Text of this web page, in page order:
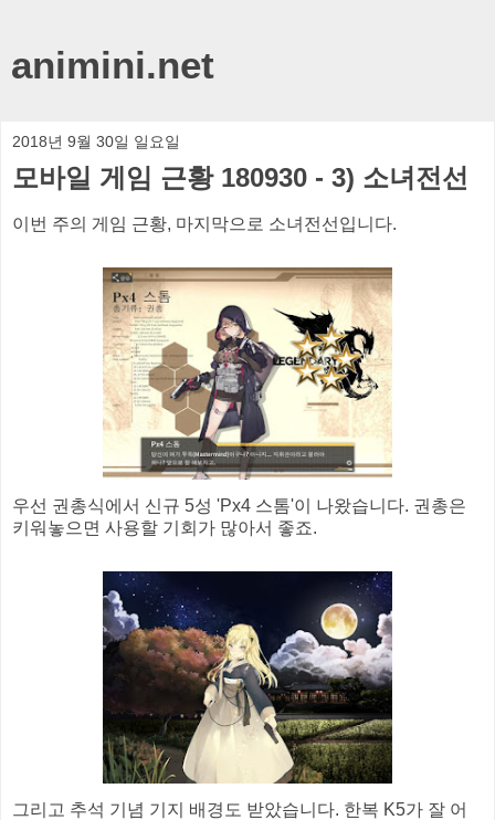
animini.net
2018년 9월 30일 일요일
모바일 게임 근황 180930 - 3) 소녀전선
이번 주의 게임 근황, 마지막으로 소녀전선입니다.
우선 권총식에서 신규 5성 'Px4 스톰'이 나왔습니다. 권총은
키워놓으면 사용할 기회가 많아서 좋죠.
그리고 추석 기념 기지 배경도 받았습니다. 한복 K5가 잘 어